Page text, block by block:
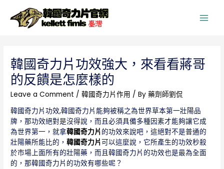
韓國奇力片功效強大，來看看蔣哥
的反饋是怎麼樣的
Leave a Comment /韓國奇力片作用 / By藥劑師劉侃
韓國奇力片功效,韓國奇力片能夠被稱之為世界草本第一壯陽品
牌，那功效絕對是沒得說，而且必須具備多種因素才能夠讓它成
為世界第一，就拿韓國奇力片 的功效來說吧，這絕對不是普通的
壯陽藥所能比的，韓國奇力片可以這麼說，它所產生的功效秒殺
於市場上面所有的壯陽藥，而且韓國奇力片的功效也是最為全面
的，那韓國奇力片的功效有哪些呢？